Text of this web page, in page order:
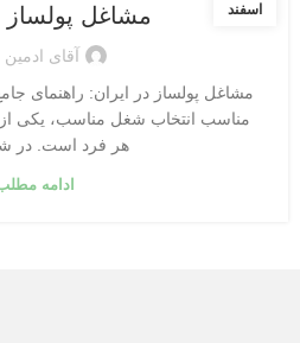
اسفند مشاغل پولساز
آقای ادمین
مشاغل پولساز در ایران: راهنمای
مناسب انتخاب شغل مناسب، یکی
هر فرد است. در
ادامه